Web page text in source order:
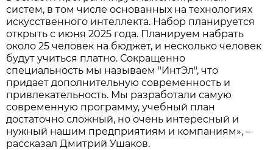
систем, в том числе основанных на технологиях
искусственного интеллекта. Набор планируется
открыть с июня 2025 года. Планируем набрать
около 25 человек на бюджет, и несколько человек
будут учиться платно. Сокращенно
специальность мы называем "ИнтЭл", что
придает дополнительную современность и
привлекательность. Мы разработали самую
современную программу, учебный план
достаточно сложный, но очень интересный и
нужный нашим предприятиям и компаниям», –
рассказал Дмитрий Ушаков.